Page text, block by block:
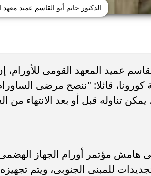
الدكتور حاتم أبو القاسم عميد معهد
عميد المعهد القومى
كورونا، قائلا: "ننصح مرضى
تناوله قبل أو بعد الانتهاء من
مؤتمر أورام الجهاز الهضمى
للمبنى الجنوبى، ويتم تجهيزه